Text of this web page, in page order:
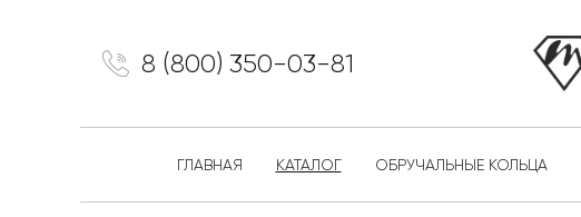
8 (800) 350-03-81
ГЛАВНАЯ КАТАЛОГ ОБРУЧАЛЬНЫЕ КОЛЬЦА